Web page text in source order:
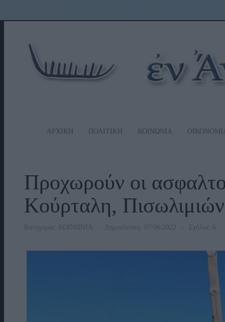
ΑΡΧΙΚΗ ΠΟΛΙΤΙΚΗ ΚΟΙΝΩΝΙΑ
Προχωρούν οι
Κούρταλη,
Κατηγορία: ΚΟΙΝΩΝΙΑ Δημοσίευση: 07/06/2022 Σχόλια: 6